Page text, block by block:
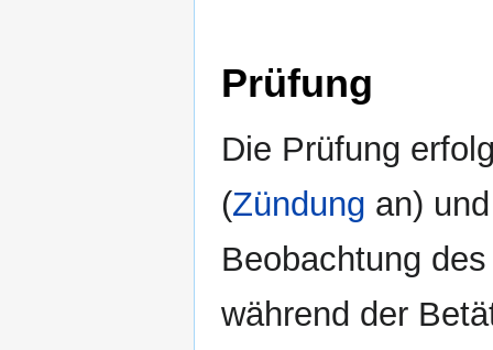
Prüfung
Die Prüfung
(Zündung an)
Beobachtung
während der